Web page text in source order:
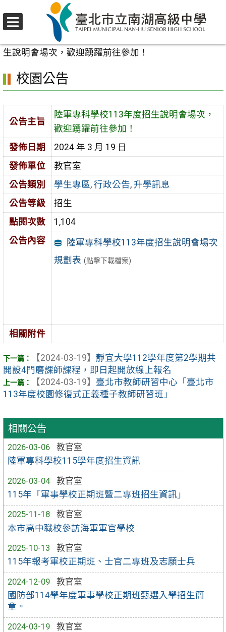
至
要
區
校園公告
生說明會場次，歡迎踴躍前往參加！
相關公告
2026-03-06
教官室
陸軍專科學校115學年度招生資訊
2026-03-04
教官室
115年「軍事學校正期班暨二專班招生資訊」
2025-11-18
教官室
本市高中職校參訪海軍軍官學校
2025-10-13
教官室
115年報考軍校正期班、士官二專班及志願士兵
2024-12-09
教官室
國防部114學年度軍事學校正期班甄選入學招生簡
章。
2024-03-19
教官室
校園公告
公告主旨
陸軍專科學校113年度招生說明會場次，
歡迎踴躍前往參加！
發佈日期
2024 年 3 月 19 日
發佈單位
教官室
公告類別
學生專區, 行政公告, 升學訊息
公告等級
招生
點閱次數
1,104
公告內容
陸軍專科學校113年度招生說明會場次
規劃表 (點擊下載檔案)
相關附件
【2024-03-19】 靜宜大學112學年度第2學期共
開設4門磨課師課程，即日起開放線上報名
【2024-03-19】 臺北市教師研習中心「臺北市
113年度校園修復式正義種子教師研習班」
選
單